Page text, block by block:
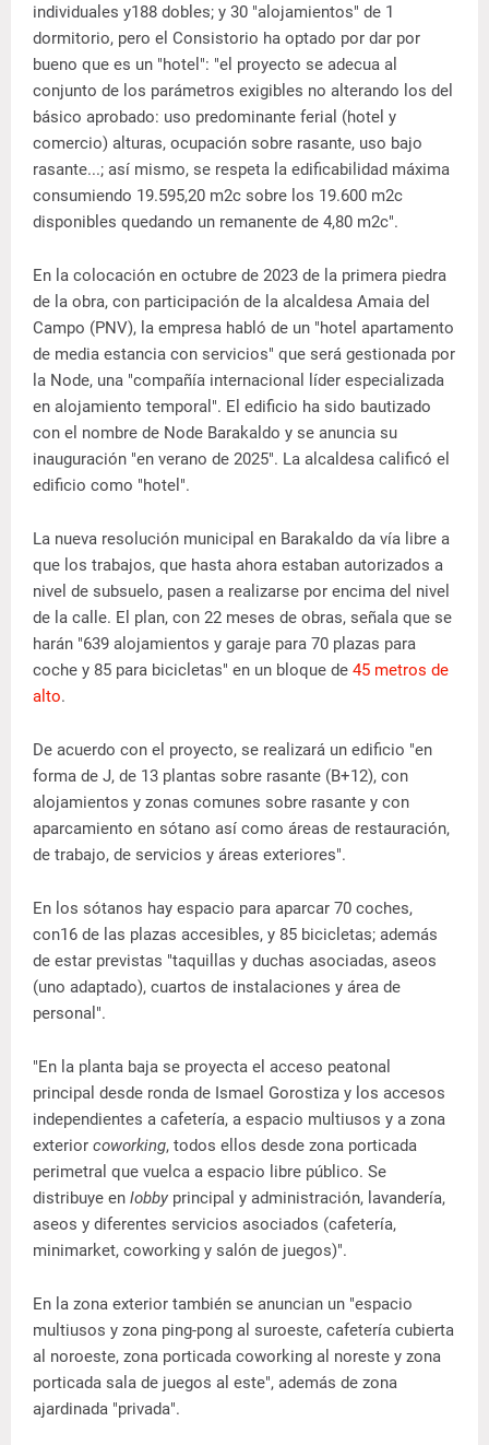
individuales y188 dobles; y 30 "alojamientos" de 1
dormitorio, pero el Consistorio ha optado por dar por
bueno que es un "hotel": "el proyecto se adecua al
conjunto de los parámetros exigibles no alterando los del
básico aprobado: uso predominante ferial (hotel y
comercio) alturas, ocupación sobre rasante, uso bajo
rasante...; así mismo, se respeta la edificabilidad máxima
consumiendo 19.595,20 m2c sobre los 19.600 m2c
disponibles quedando un remanente de 4,80 m2c".
En la colocación en octubre de 2023 de la primera piedra
de la obra, con participación de la alcaldesa Amaia del
Campo (PNV), la empresa habló de un "hotel apartamento
de media estancia con servicios" que será gestionada por
la Node, una "compañía internacional líder especializada
en alojamiento temporal". El edificio ha sido bautizado
con el nombre de Node Barakaldo y se anuncia su
inauguración "en verano de 2025". La alcaldesa calificó el
edificio como "hotel".
La nueva resolución municipal en Barakaldo da vía libre a
que los trabajos, que hasta ahora estaban autorizados a
nivel de subsuelo, pasen a realizarse por encima del nivel
de la calle. El plan, con 22 meses de obras, señala que se
harán "639 alojamientos y garaje para 70 plazas para
coche y 85 para bicicletas" en un bloque de 45 metros de
alto.
De acuerdo con el proyecto, se realizará un edificio "en
forma de J, de 13 plantas sobre rasante (B+12), con
alojamientos y zonas comunes sobre rasante y con
aparcamiento en sótano así como áreas de restauración,
de trabajo, de servicios y áreas exteriores".
En los sótanos hay espacio para aparcar 70 coches,
con16 de las plazas accesibles, y 85 bicicletas; además
de estar previstas "taquillas y duchas asociadas, aseos
(uno adaptado), cuartos de instalaciones y área de
personal".
"En la planta baja se proyecta el acceso peatonal
principal desde ronda de Ismael Gorostiza y los accesos
independientes a cafetería, a espacio multiusos y a zona
exterior coworking, todos ellos desde zona porticada
perimetral que vuelca a espacio libre público. Se
distribuye en lobby principal y administración, lavandería,
aseos y diferentes servicios asociados (cafetería,
minimarket, coworking y salón de juegos)".
En la zona exterior también se anuncian un "espacio
multiusos y zona ping-pong al suroeste, cafetería cubierta
al noroeste, zona porticada coworking al noreste y zona
porticada sala de juegos al este", además de zona
ajardinada "privada".